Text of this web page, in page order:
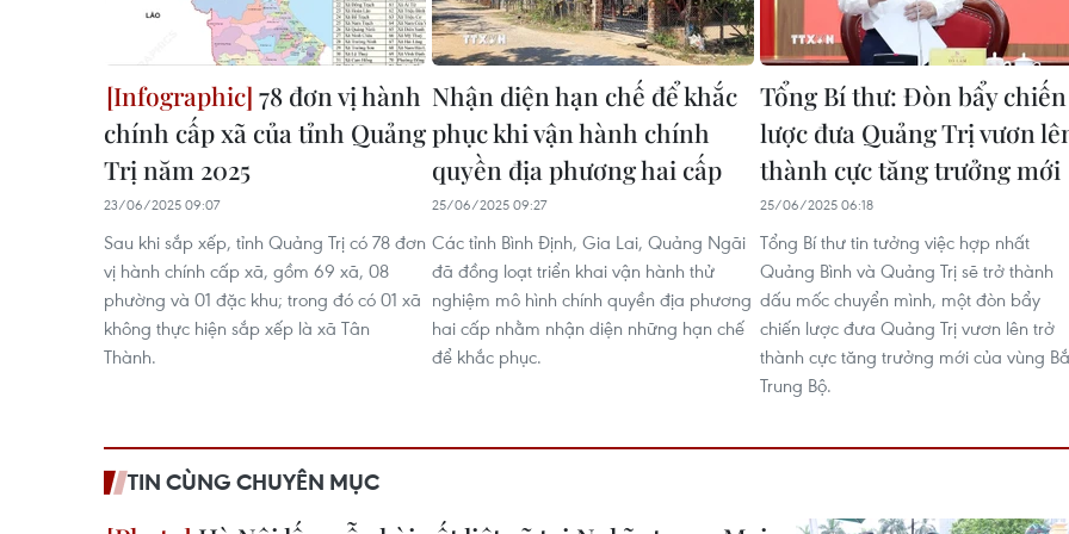
78 đơn vị hành
chính cấp xã của tỉnh Quảng
Trị năm 2025
23/06/2025 09:07
Sau khi sắp xếp, tỉnh Quảng Trị có 78 đơn
vị hành chính cấp xã, gồm 69 xã, 08
phường và 01 đặc khu; trong đó có 01 xã
không thực hiện sắp xếp là xã Tân
Thành.
Nhận diện hạn chế để khắc
phục khi vận hành chính
quyền địa phương hai cấp
25/06/2025 09:27
Các tỉnh Bình Định, Gia Lai, Quảng Ngãi
đã đồng loạt triển khai vận hành thử
nghiệm mô hình chính quyền địa phương
hai cấp nhằm nhận diện những hạn chế
để khắc phục.
Tổng Bí thư: Đòn bẩy chiến
lược đưa Quảng Trị vươn
thành cực tăng trưởng mới
25/06/2025 06:18
Tổng Bí thư tin tưởng việc hợp nhất
Quảng Bình và Quảng Trị sẽ trở thành
dấu mốc chuyển mình, một đòn bẩy
chiến lược đưa Quảng Trị vươn lên trở
thành cực tăng trưởng mới của vùng
Trung Bộ.
TIN CÙNG CHUYÊN MỤC